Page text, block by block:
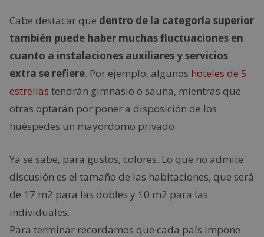
Cabe destacar que dentro de la categoría superior
también puede haber muchas fluctuaciones en
cuanto a instalaciones auxiliares y servicios
extra se refiere. Por ejemplo, algunos hoteles de 5
estrellas tendrán gimnasio o sauna, mientras que
otras optarán por poner a disposición de los
huéspedes un mayordomo privado.
Ya se sabe, para gustos, colores. Lo que no admite
discusión es el tamaño de las habitaciones, que será
de 17 m2 para las dobles y 10 m2 para las
individuales.
Para terminar recordamos que cada país impone